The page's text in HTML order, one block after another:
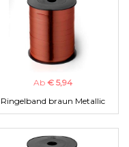
Ab € 5,94
Ringelband braun Metallic